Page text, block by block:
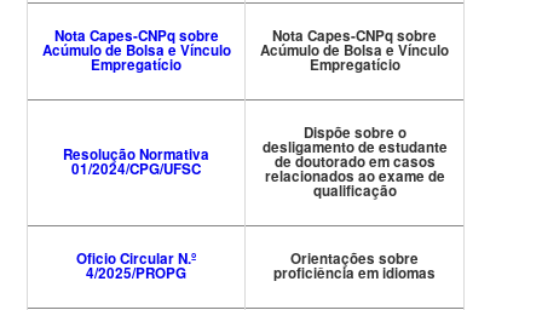
Nota Capes-CNPq sobre
Acúmulo de Bolsa e Vínculo
Empregatício
Nota Capes-CNPq sobre
Acúmulo de Bolsa e Vínculo
Empregatício
Resolução Normativa
01/2024/CPG/UFSC
Dispõe sobre o
desligamento de estudante
de doutorado em casos
relacionados ao exame de
qualificação
Oficio Circular N.º
4/2025/PROPG
Orientações sobre
proficiência em idiomas